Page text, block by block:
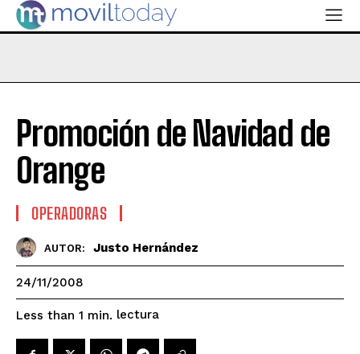
Promoción de Navidad de
Orange
OPERADORAS
AUTOR: Justo Hernández
24/11/2008
Less than 1 min. lectura